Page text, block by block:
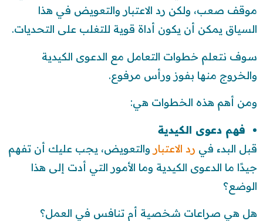
موقف صعب، ولكن رد الاعتبار والتعويض في هذا
السياق يمكن أن يكون أداة قوية للتغلب على التحديات.
سوف نتعلم خطوات التعامل مع الدعوى الكيدية
والخروج منها بفوز ورأس مرفوع.
ومن أهم هذه الخطوات هي:
فهم دعوى الكيدية
قبل البدء في رد الاعتبار والتعويض، يجب عليك أن تفهم
جيدًا ما الدعوى الكيدية وما الأمور التي أدت إلى هذا
الوضع؟
هل هي صراعات شخصية أم تنافس في العمل؟